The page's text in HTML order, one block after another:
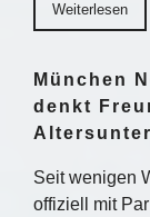
Weiterlesen
München
denkt
Seit wenigen
offiziell mit